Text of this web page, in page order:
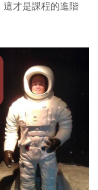
才是課程的進階